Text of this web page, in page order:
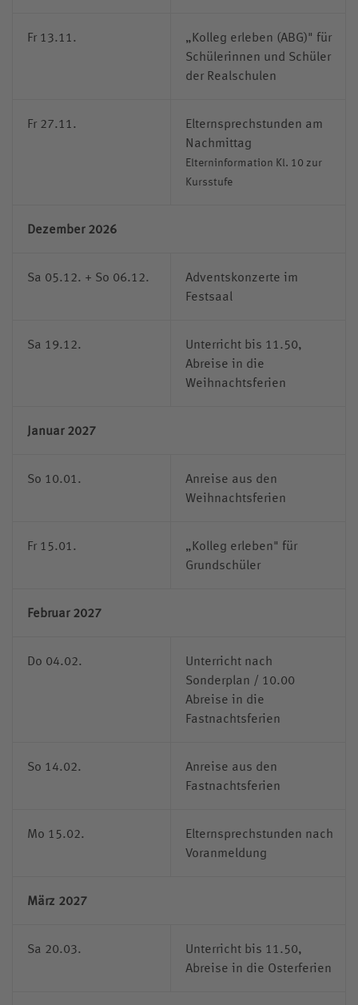
Fr 13.11.
„Kolleg erleben (ABG)" für
Schülerinnen und Schüler
der Realschulen
Fr 27.11.
Elternsprechstunden am
Nachmittag
Elterninformation Kl. 10 zur
Kursstufe
Dezember 2026
Sa 05.12. + So 06.12.
Adventskonzerte im
Festsaal
Sa 19.12.
Unterricht bis 11.50,
Abreise in die
Weihnachtsferien
Januar 2027
So 10.01.
Anreise aus den
Weihnachtsferien
Fr 15.01.
„Kolleg erleben" für
Grundschüler
Februar 2027
Do 04.02.
Unterricht nach
Sonderplan / 10.00
Abreise in die
Fastnachtsferien
So 14.02.
Anreise aus den
Fastnachtsferien
Mo 15.02.
Elternsprechstunden nach
Voranmeldung
März 2027
Sa 20.03.
Unterricht bis 11.50,
Abreise in die Osterferien